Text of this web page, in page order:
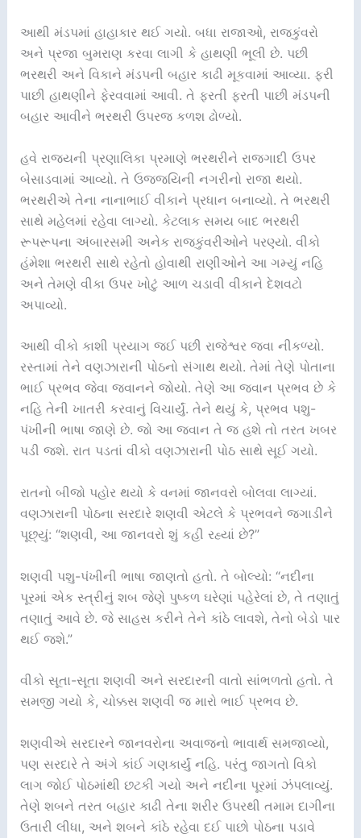
આથી મંડપમાં હાહાકાર થઈ ગયો. બધા રાજાઓ, રાજકુંવરો
અને પ્રજા બુમરાણ કરવા લાગી કે હાથણી ભૂલી છે. પછી
ભરથરી અને વિકાને મંડપની બહાર કાઢી મૂકવામાં આવ્યા. ફરી
પાછી હાથણીને ફેરવવામાં આવી. તે ફરતી ફરતી પાછી મંડપની
બહાર આવીને ભરથરી ઉપરજ કળશ ઢોળ્યો.
હવે રાજ્યની પ્રણાલિકા પ્રમાણે ભરથરીને રાજગાદી ઉપર
બેસાડવામાં આવ્યો. તે ઉજ્જયિની નગરીનો રાજા થયો.
ભરથરીએ તેના નાનાભાઈ વીકાને પ્રધાન બનાવ્યો. તે ભરથરી
સાથે મહેલમાં રહેવા લાગ્યો. કેટલાક સમય બાદ ભરથરી
રૂપરૂપના અંબારસમી અનેક રાજકુંવરીઓને પરણ્યો. વીકો
હંમેશા ભરથરી સાથે રહેતો હોવાથી રાણીઓને આ ગમ્યું નહિ
અને તેમણે વીકા ઉપર ખોટું આળ ચડાવી વીકાને દેશવટો
અપાવ્યો.
આથી વીકો કાશી પ્રયાગ જઈ પછી રાજેશ્વર જવા નીકળ્યો.
રસ્તામાં તેને વણઝારાની પોઠનો સંગાથ થયો. તેમાં તેણે પોતાના
ભાઈ પ્રભવ જેવા જવાનને જોયો. તેણે આ જવાન પ્રભવ છે કે
નહિ તેની ખાતરી કરવાનું વિચાર્યું. તેને થયું કે, પ્રભવ પશુ-
પંખીની ભાષા જાણે છે. જો આ જવાન તે જ હશે તો તરત ખબર
પડી જશે. રાત પડતાં વીકો વણઝારાની પોઠ સાથે સૂઈ ગયો.
રાતનો બીજો પહોર થયો કે વનમાં જાનવરો બોલવા લાગ્યાં.
વણઝારાની પોઠના સરદારે શણવી એટલે કે પ્રભવને જગાડીને
પૂછ્યું: “શણવી, આ જાનવરો શું કહી રહ્યાં છે?”
શણવી પશુ-પંખીની ભાષા જાણતો હતો. તે બોલ્યો: “નદીના
પૂરમાં એક સ્ત્રીનું શબ જેણે પુષ્કળ ઘરેણાં પહેરેલાં છે, તે તણાતું
તણાતું આવે છે. જે સાહસ કરીને તેને કાંઠે લાવશે, તેનો બેડો પાર
થઈ જશે.”
વીકો સૂતા-સૂતા શણવી અને સરદારની વાતો સાંભળતો હતો. તે
સમજી ગયો કે, ચોક્કસ શણવી જ મારો ભાઈ પ્રભવ છે.
શણવીએ સરદારને જાનવરોના અવાજનો ભાવાર્થ સમજાવ્યો,
પણ સરદારે તે અંગે કાંઈ ગણકાર્યું નહિ. પરંતુ જાગતો વિકો
લાગ જોઈ પોઠમાંથી છટકી ગયો અને નદીના પૂરમાં ઝંપલાવ્યું.
તેણે શબને તરત બહાર કાઢી તેના શરીર ઉપરથી તમામ દાગીના
ઉતારી લીધા, અને શબને કાંઠે રહેવા દઈ પાછો પોઠના પડાવે